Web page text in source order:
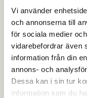
Vi använder
och annonserna till
för sociala medier
vidarebefordrar även
information från din
annons- och
Dessa kan i sin tur
information som du